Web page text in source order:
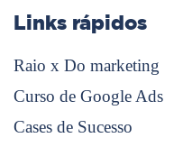
Links rápidos
Raio x Do marketing
Curso de Google Ads
Cases de Sucesso